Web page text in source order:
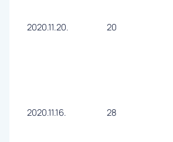
2020.11.20.
20
2020.11.16.
28